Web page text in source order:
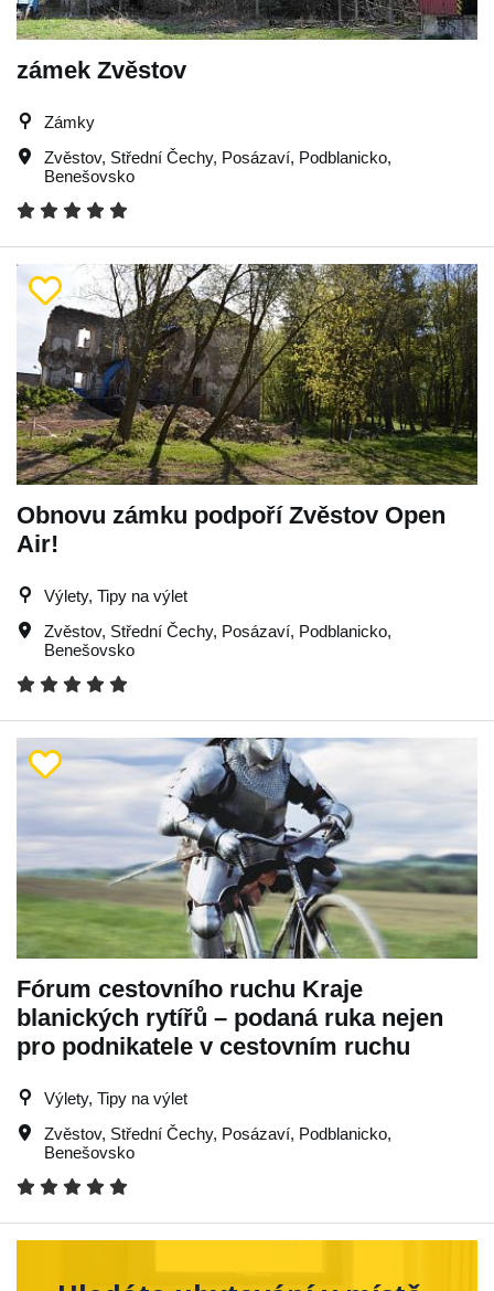
zámek Zvěstov
Zámky
Zvěstov, Střední Čechy, Posázaví, Podblanicko,
Benešovsko
Obnovu zámku podpoří Zvěstov Open
Air!
Výlety, Tipy na výlet
Zvěstov, Střední Čechy, Posázaví, Podblanicko,
Benešovsko
Fórum cestovního ruchu Kraje
blanických rytířů – podaná ruka nejen
pro podnikatele v cestovním ruchu
Výlety, Tipy na výlet
Zvěstov, Střední Čechy, Posázaví, Podblanicko,
Benešovsko